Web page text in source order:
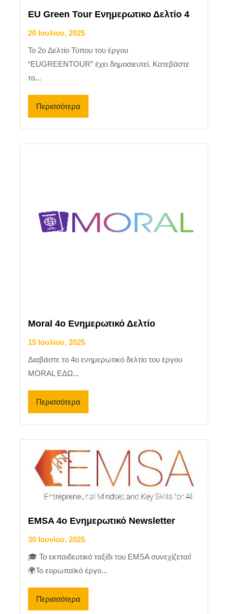
EU Green Tour Ενημερωτικο Δελτίο 4
20 Ιουλίου, 2025
Το 2o Δελτίο Τύπου του έργου
“EUGREENTOUR” έχει δημοσιευτεί. Κατεβάστε
το...
Περισσότερα
Moral 4o Ενημερωτικό Δελτίο
15 Ιουλίου, 2025
Διαβάστε το 4ο ενημερωτικό δελτίο του έργου
MORAL ΕΔΩ...
Περισσότερα
EMSA 4ο Ενημερωτικό Newsletter
30 Ιουνίου, 2025
🎓 Το εκπαιδευτικό ταξίδι του EMSA συνεχίζεται!
🌍Το ευρωπαϊκό έργο...
Περισσότερα